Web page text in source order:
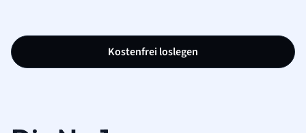
Kostenfrei loslegen